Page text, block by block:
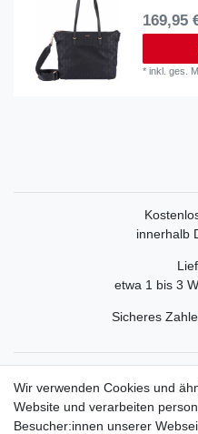
169,95
*inkl. ges.
innerhalb
etwa 1 bis 3
Sicheres
Wir verwenden Cookies und
Website und verarbeiten
Besucher:innen unserer